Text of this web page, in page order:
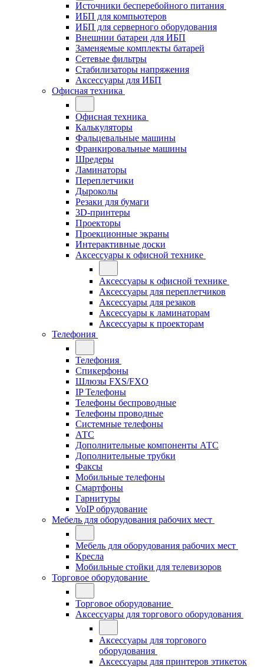
Источники бесперебойного питания
ИБП для компьютеров
ИБП для серверного оборудования
Внешнии батареи для ИБП
Заменяемые комплекты батарей
Сетевые фильтры
Стабилизаторы напряжения
Аксессуары для ИБП
Офисная техника
Офисная техника
Калькуляторы
Фальцевальные машины
Франкировальные машины
Шредеры
Ламинаторы
Переплетчики
Дыроколы
Резаки для бумаги
3D-принтеры
Проекторы
Проекционные экраны
Интерактивные доски
Аксессуары к офисной технике
Аксессуары к офисной технике
Аксессуары для переплетчиков
Аксессуары для резаков
Аксессуары к ламинаторам
Аксессуары к проекторам
Телефония
Телефония
Спикерфоны
Шлюзы FXS/FXO
IP Телефоны
Телефоны беспроводные
Телефоны проводные
Системные телефоны
АТС
Дополнительные компоненты АТС
Дополнительные трубки
Факсы
Мобильные телефоны
Смартфоны
Гарнитуры
VoIP обрудование
Мебель для оборудования рабочих мест
Мебель для оборудования рабочих мест
Кресла
Мобильные стойки для телевизоров
Торговое оборудование
Торговое оборудование
Аксессуары для торгового оборудования
Аксессуары для торгового
оборудования
Аксессуары для принтеров этикеток